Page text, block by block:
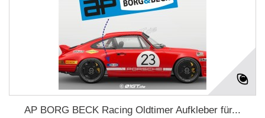
AP BORG BECK Racing Oldtimer Aufkleber für...